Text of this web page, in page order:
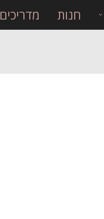
חנות מדריכים